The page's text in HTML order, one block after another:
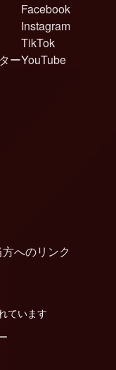
ー
Facebook
Instagram
TikTok
YouTube
方へのリンク
ています